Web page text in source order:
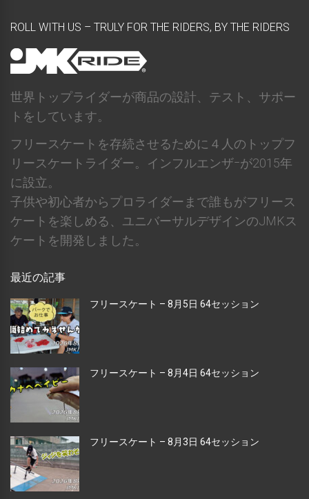
ROLL WITH US – TRULY FOR THE RIDERS, BY THE RIDERS
世界トップライダーが商品の設計、テスト、サポー
トをしています。
フリースケートを存続させるために４人のトップフ
リースケートライダー。インフルエンザｰが2015年
に設立。
子供や初心者からプロライダーまで誰もがフリース
ケートを楽しめる、ユニバーサルデザインのJMKス
ケートを開発しました。
最近の記事
フリースケート – 8月5日 64セッション
フリースケート – 8月4日 64セッション
フリースケート – 8月3日 64セッション